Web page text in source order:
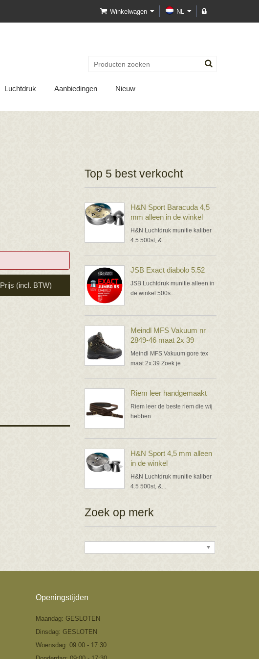
NL
Winkelwagen
Luchtdruk Aanbiedingen Nieuw
Top 5 best verkocht
H&N Sport Baracuda 4,5
mm alleen in de winkel
H&N Luchtdruk munitie kaliber
4.5 500st, &...
JSB Exact diabolo 5.52
JSB Luchtdruk munitie alleen in
de winkel 500s...
Meindl MFS Vakuum nr
2849-46 maat 2x 39
Meindl MFS Vakuum gore tex
maat 2x 39 Zoek je ...
Riem leer handgemaakt
Riem leer de beste riem die wij
hebben ...
H&N Sport 4,5 mm alleen
in de winkel
H&N Luchtdruk munitie kaliber
4.5 500st, &...
Zoek op merk
Prijs (incl. BTW)
Openingstijden
Maandag: GESLOTEN
Dinsdag: GESLOTEN
Woensdag: 09:00 - 17:30